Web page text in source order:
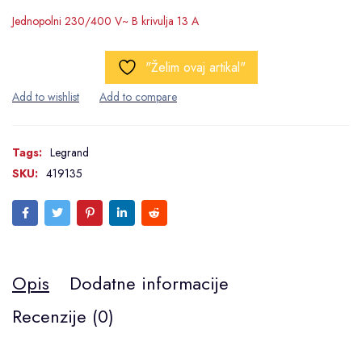
Jednopolni 230/400 V~ B krivulja 13 A
"Želim ovaj artikal"
Tags: Legrand
SKU: 419135
Opis
Dodatne informacije
Recenzije (0)